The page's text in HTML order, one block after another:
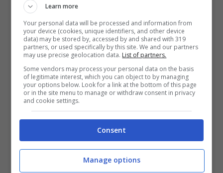
Serena e Monica Rutelli
oggi ben 29 anni: ha scelto anch’ella di
distante dal mondo dello spettacolo. Lavora
estetistaa Roma, in una sede
Learn more
Your personal data will be processed and information from
your device (cookies, unique identifiers, and other device
data) may be stored by, accessed by and shared with 319
partners, or used specifically by this site. We and our partners
may use precise geolocation data. List of partners.
Some vendors may process your personal data on the basis
of legitimate interest, which you can object to by managing
your options below. Look for a link at the bottom of this page
or in the site menu to manage or withdraw consent in privacy
and cookie settings.
Consent
Manage options